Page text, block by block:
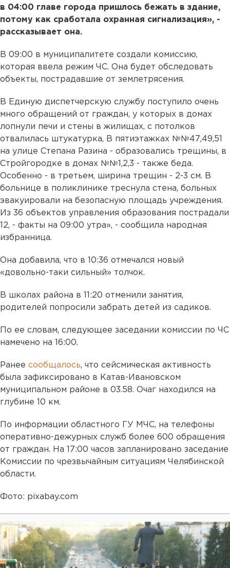
в 04:00 главе города пришлось бежать в здание,
потому как сработала охранная сигнализация», -
рассказывает она.
В 09:00 в муниципалитете создали комиссию,
которая ввела режим ЧС. Она будет обследовать
объекты, пострадавшие от землетрясения.
В Единую диспетчерскую службу поступило очень
много обращений от граждан, у которых в домах
лопнули печи и стены в жилищах, с потолков
отвалилась штукатурка, В пятиэтажках №№47,49,51
на улице Степана Разина - образовались трещины, в
Стройгородке в домах №№1,2,3 - также беда.
Особенно - в третьем, ширина трещин - 2-3 см. В
больнице в поликлинике треснула стена, больных
эвакуировали на безопасную площадь учреждения.
Из 36 объектов управления образования пострадали
12, - факты на 09:00 утра», - сообщила народная
избранница.
Она добавила, что в 10:36 отмечался новый
«довольно-таки сильный» толчок.
В школах района в 11:20 отменили занятия,
родителей попросили забрать детей из садиков.
По ее словам, следующее заседании комиссии по ЧС
намечено на 16:00.
Ранее сообщалось, что сейсмическая активность
была зафиксировано в Катав-Ивановском
муниципальном районе в 03.58. Очаг находился на
глубине 10 км.
По информации областного ГУ МЧС, на телефоны
оперативно-дежурных служб более 600 обращения
от граждан. На 17:00 часов запланировано заседание
Комиссии по чрезвычайным ситуациям Челябинской
области.
Фото: pixabay.com